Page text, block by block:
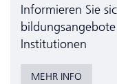
Informieren Sie
Institutionen
MEHR INFO